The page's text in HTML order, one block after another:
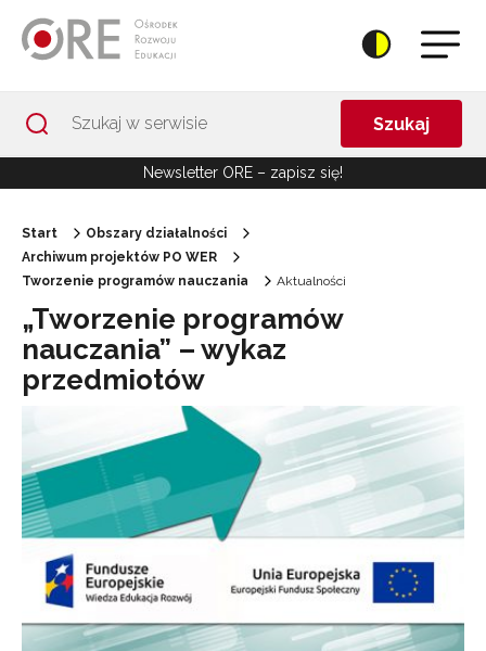
Szukaj
Newsletter ORE – zapisz się!
Start
Obszary działalności
Archiwum projektów PO WER
Tworzenie programów nauczania
Aktualności
„Tworzenie programów
nauczania” – wykaz
przedmiotów